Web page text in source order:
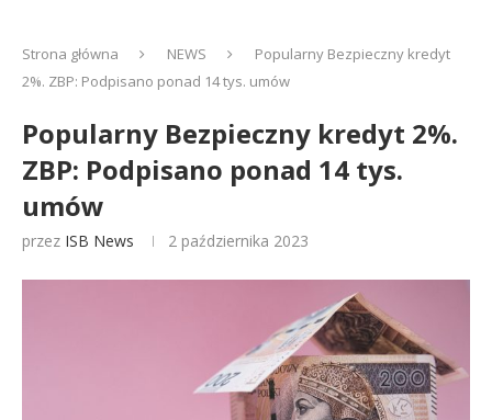
Strona główna NEWS
Popularny Bezpieczny kredyt
2%. ZBP: Podpisano ponad 14 tys. umów
Popularny Bezpieczny kredyt 2%.
ZBP: Podpisano ponad 14 tys.
umów
przez ISB News 2 października 2023